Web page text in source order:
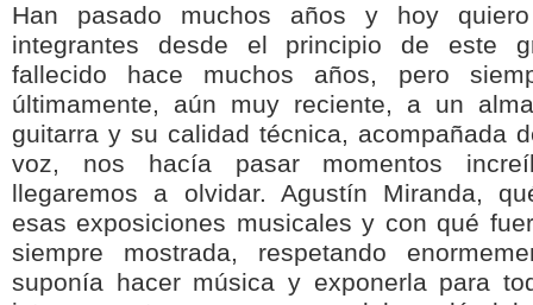
Han pasado muchos años y hoy
integrantes desde el principio de este
fallecido hace muchos años, pero
últimamente, aún muy reciente, a un
guitarra y su calidad técnica, acompañada
voz, nos hacía pasar momentos
llegaremos a olvidar. Agustín Miranda,
esas exposiciones musicales y con qué
siempre mostrada, respetando
suponía hacer música y exponerla para